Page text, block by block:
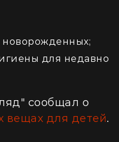
для недавно
сообщал о
вещах для детей.